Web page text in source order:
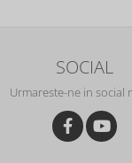
SOCIAL
Urmareste-ne in social